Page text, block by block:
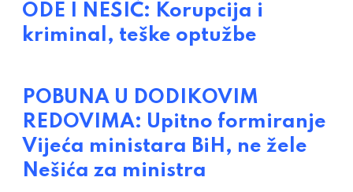
ODE I NEŠIĆ: Korupcija i
kriminal, teške optužbe
POBUNA U DODIKOVIM
REDOVIMA: Upitno formiranje
Vijeća ministara BiH, ne žele
Nešića za ministra